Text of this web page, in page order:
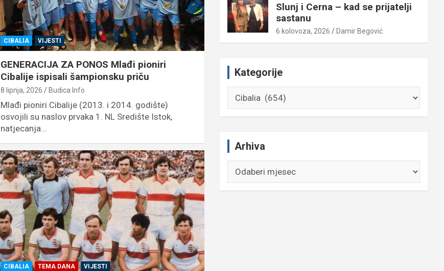
CIBALIA VIJESTI
GENERACIJA ZA PONOS Mlađi pioniri
Cibalije ispisali šampionsku priču
8 lipnja, 2026 Budica Info
Mlađi pioniri Cibalije (2013. i 2014. godište)
osvojili su naslov prvaka 1. NL Središte Istok,
natjecanja…
CIBALIA TEMA DANA VIJESTI
Slunj i Cerna – kad se prijatelji
sastanu
6 kolovoza, 2026 Damir Begović
Kategorije
Kategorije
Arhiva